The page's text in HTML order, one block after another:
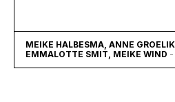
MEIKE HALBESMA, ANNE
EMMALOTTE SMIT, MEIKE WIND -